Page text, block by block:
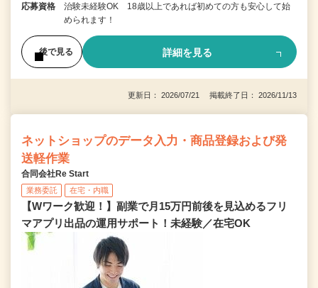
応募資格
治験未経験OK 18歳以上であれば初めての方も安心して始
められます！
後で見る 詳細を見る
更新日： 2026/07/21 掲載終了日： 2026/11/13
ネットショップのデータ入力・商品登録および発
送軽作業
合同会社Re Start
業務委託 在宅・内職
【Wワーク歓迎！】副業で月15万円前後を見込めるフリ
マアプリ出品の運用サポート！未経験／在宅OK